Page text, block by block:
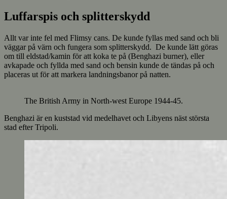
Luffarspis och splitterskydd
Allt var inte fel med Flimsy cans. De kunde fyllas med sand och bli
väggar på värn och fungera som splitterskydd. De kunde lätt göras
om till eldstad/kamin för att koka te på (Benghazi burner), eller
avkapade och fyllda med sand och bensin kunde de tändas på och
placeras ut för att markera landningsbanor på natten.
The British Army in North-west Europe 1944-45.
Benghazi är en kuststad vid medelhavet och Libyens näst största
stad efter Tripoli.